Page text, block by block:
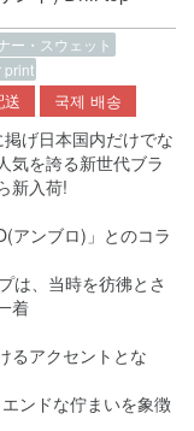
ー・スウェット
print
送 국제 배송
げ日本国内だけでな
気を誇る新世代ブラ
新入荷!
アンブロ)」とのコラ
は、当時を彷彿とさ
着
るアクセントとな
ンドな佇まいを象徴